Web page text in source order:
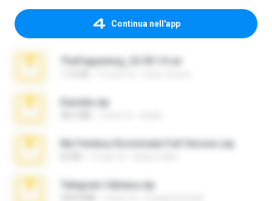
Continua nell'app
TheFappening_22.09.14.rar
Daniela.zip
My Femboy Roommate Full Version.zip
Telegram fabiana.zip